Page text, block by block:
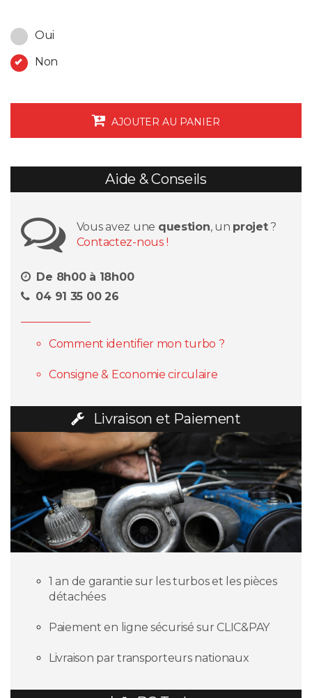
Oui
Non
AJOUTER AU PANIER
Aide & Conseils
Vous avez une question, un projet?
Contactez-nous !
De 8h00 à 18h00
04 91 35 00 26
Comment identifier mon turbo ?
Consigne & Economie circulaire
Livraison et Paiement
1 an de garantie sur les turbos et les pièces
détachées
Paiement en ligne sécurisé sur CLIC&PAY
Livraison par transporteurs nationaux